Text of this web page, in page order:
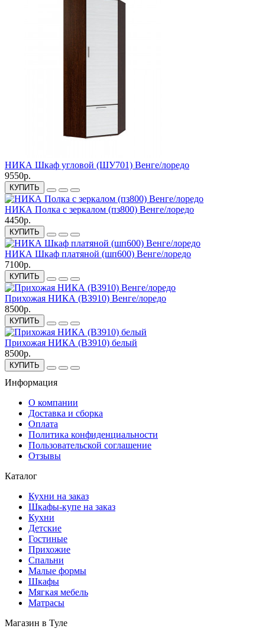
НИКА Шкаф угловой (ШУ701) Венге/лоредо
9550р.
КУПИТЬ
НИКА Полка с зеркалом (пз800) Венге/лоредо
4450р.
КУПИТЬ
НИКА Шкаф платяной (шп600) Венге/лоредо
7100р.
КУПИТЬ
Прихожая НИКА (ВЗ910) Венге/лоредо
8500р.
КУПИТЬ
Прихожая НИКА (ВЗ910) белый
8500р.
КУПИТЬ
Информация
О компании
Доставка и сборка
Оплата
Политика конфиденциальности
Пользовательской соглашение
Отзывы
Каталог
Кухни на заказ
Шкафы-купе на заказ
Кухни
Детские
Гостиные
Прихожие
Спальни
Малые формы
Шкафы
Мягкая мебель
Матрасы
Магазин в Туле